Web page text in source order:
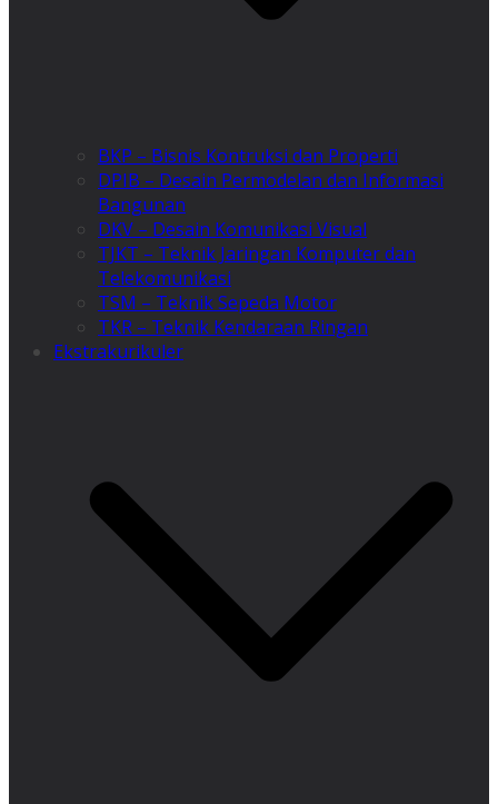
BKP – Bisnis Kontruksi dan Properti
DPIB – Desain Permodelan dan Informasi
Bangunan
DKV – Desain Komunikasi Visual
TJKT – Teknik Jaringan Komputer dan
Telekomunikasi
TSM – Teknik Sepeda Motor
TKR – Teknik Kendaraan Ringan
Ekstrakurikuler